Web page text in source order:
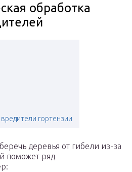
обработка
гортензии
деревья от гибели из-за
поможет ряд